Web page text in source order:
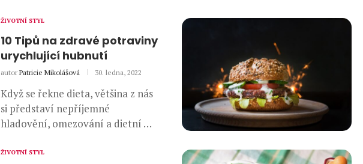
ŽIVOTNÍ STYL
10 Tipů na zdravé potraviny
urychlující hubnutí
autor Patricie Mikolášová 30. ledna, 2022
Když se řekne dieta, většina z nás
si představí nepříjemné
hladovění, omezování a dietní …
ŽIVOTNÍ STYL